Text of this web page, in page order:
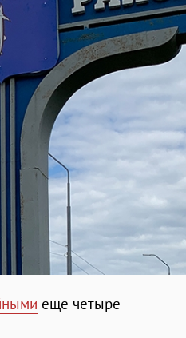
еще четыре